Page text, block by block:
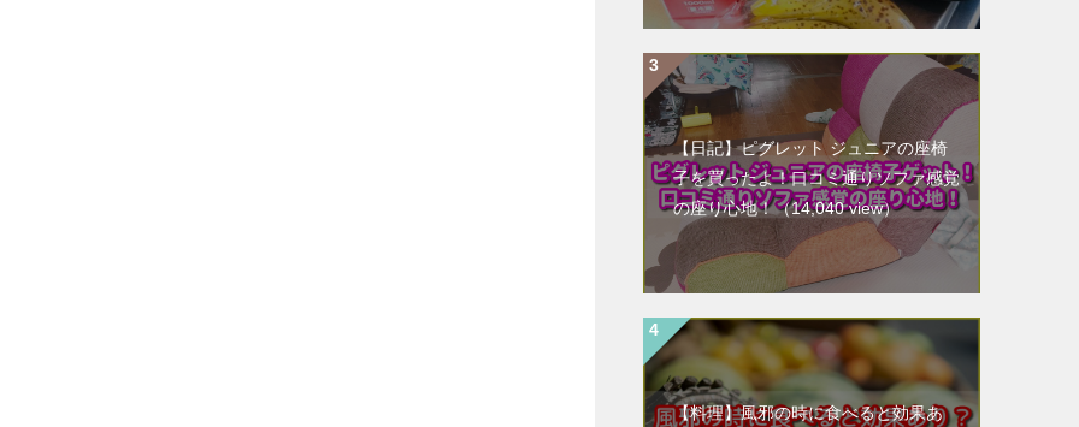
【日記】ピグレット ジュニアの座椅
子を買ったよ！口コミ通りソファ感覚
の座り心地！（14,040 view）
【料理】風邪の時に食べると効果あ